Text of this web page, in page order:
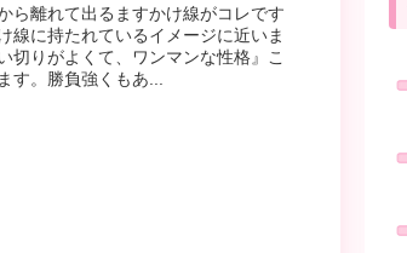
ら離れて出るますかけ線がコレです
線に持たれているイメージに近いま
切りがよくて、ワンマンな性格』こ
す。勝負強くもあ...